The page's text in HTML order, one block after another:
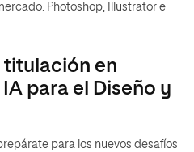
Photoshop, Illustrator e
titulación en
para el Diseño y
para los nuevos desafíos